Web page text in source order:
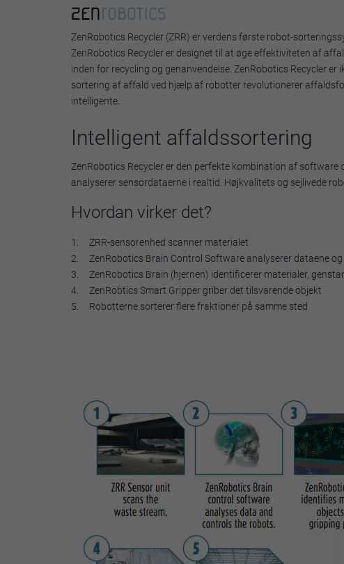
ZenRobotics Recycler (ZRR) er verdens første robot-
ZenRobotics Recycler er designet til at øge effektiviteten af
inden for recycling og genanvendelse. ZenRobotics Recycler
sortering af affald ved hjælp af robotter revolutionerer
intelligente.
Intelligent affaldssortering
ZenRobotics Recycler er den perfekte kombination af
analyserer sensordataerne i realtid. Højkvalitets og sejlivede
Hvordan virker det?
1. ZRR-sensorenhed scanner materialet
2. ZenRobotics Brain Control Software analyserer dataene
3. ZenRobotics Brain (hjernen) identificerer materialer,
4. ZenRobtics Smart Gripper griber det tilsvarende objekt
5. Robotterne sorterer flere fraktioner på samme sted